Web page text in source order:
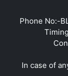
Phone No:-
In case of